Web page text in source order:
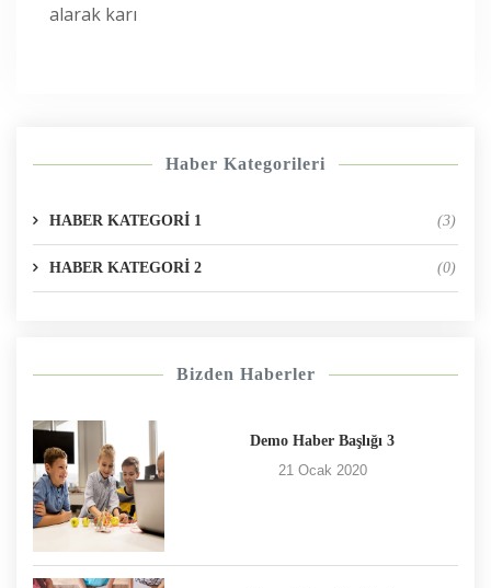
alarak karı
Haber Kategorileri
HABER KATEGORİ 1 (3)
HABER KATEGORİ 2 (0)
Bizden Haberler
Demo Haber Başlığı 3
21 Ocak 2020